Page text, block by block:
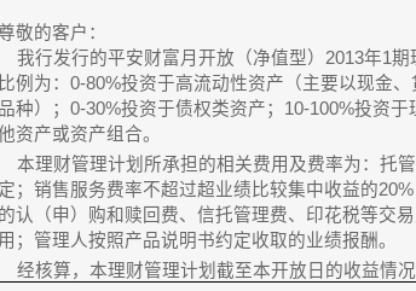
为平安银行数字信用卡的公告
敬的客户：
我行发行的平安财富月开放（净值型）2013年1
比例为：0-80%投资于高流动性资产（主要以现金
品种）；0-30%投资于债权类资产；10-100%投资
资产或资产组合。
本理财管理计划所承担的相关费用及费率为：托
定；销售服务费率不超过超业绩比较集中收益的
的认（申）购和赎回费、信托管理费、印花税等交
用；管理人按照产品说明书约定收取的业绩报酬。
经核算，本理财管理计划截至本开放日的收益情况